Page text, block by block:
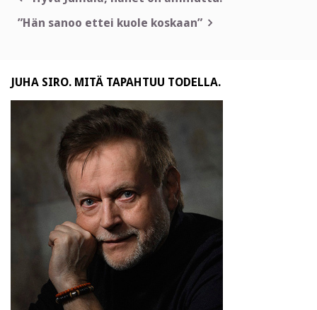
selaus
”Hän sanoo ettei kuole koskaan”
JUHA SIRO. MITÄ TAPAHTUU TODELLA.